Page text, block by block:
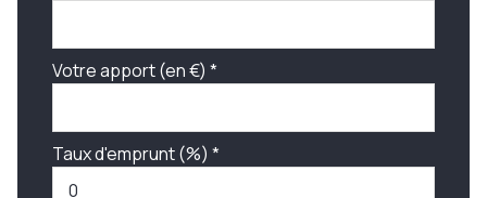
Votre apport (en €) *
Taux d'emprunt (%) *